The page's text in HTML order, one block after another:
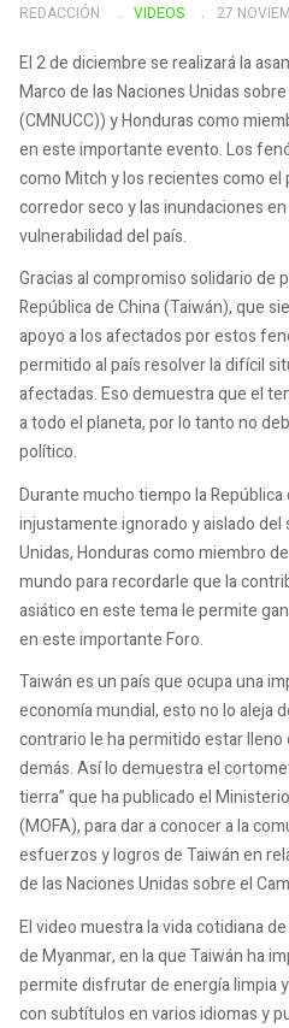
REDACCIÓN VIDEOS 27
El 2 de diciembre se realizará la
Marco de las Naciones Unidas
(CMNUCC)) y Honduras como
en este importante evento. Los
como Mitch y los recientes como el
corredor seco y las inundaciones
vulnerabilidad del país.
Gracias al compromiso solidario de
República de China (Taiwán), que
apoyo a los afectados por estos
permitido al país resolver la difícil
afectadas. Eso demuestra que el
a todo el planeta, por lo tanto no
político.
Durante mucho tiempo la República
injustamente ignorado y aislado del
Unidas, Honduras como miembro
mundo para recordarle que la
asiático en este tema le permite
en este importante Foro.
Taiwán es un país que ocupa una
economía mundial, esto no lo aleja
contrario le ha permitido estar
demás. Así lo demuestra el
tierra” que ha publicado el
(MOFA), para dar a conocer a la
esfuerzos y logros de Taiwán en
de las Naciones Unidas sobre el
El video muestra la vida cotidiana
de Myanmar, en la que Taiwán ha
permite disfrutar de energía limpia
con subtítulos en varios idiomas y